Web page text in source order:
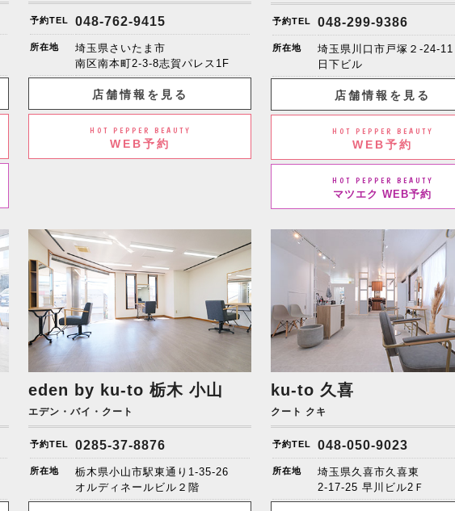
予約TEL 048-762-9415
所在地
埼玉県さいたま市
南区南本町2-3-8志賀パレス1F
店舗情報を見る
HOT PEPPER BEAUTY
WEB予約
予約TEL 048-299-9386
所在地
埼玉県川口市戸塚２-24-11
日下ビル
店舗情報を見る
HOT PEPPER BEAUTY
WEB予約
HOT PEPPER BEAUTY
マツエク WEB予約
eden by ku-to 栃木 小山
エデン・バイ・クート
予約TEL 0285-37-8876
所在地
栃木県小山市駅東通り1-35-26
オルディネールビル２階
ku-to 久喜
クート クキ
予約TEL 048-050-9023
所在地
埼玉県久喜市久喜東
2-17-25 早川ビル2Ｆ